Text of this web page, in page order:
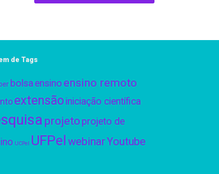
de Tags
bolsaensino ensino remoto
extensão iniciação científica
projeto projeto de
UCPel UFPel webinarYoutube